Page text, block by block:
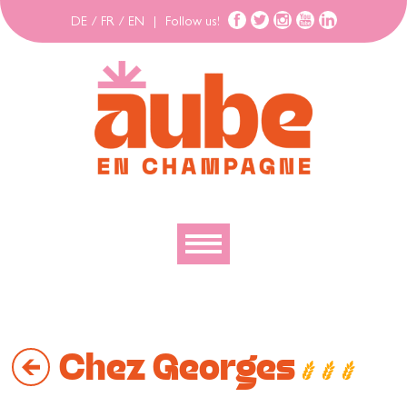
DE / FR / EN Follow us!
To moveChez Georges